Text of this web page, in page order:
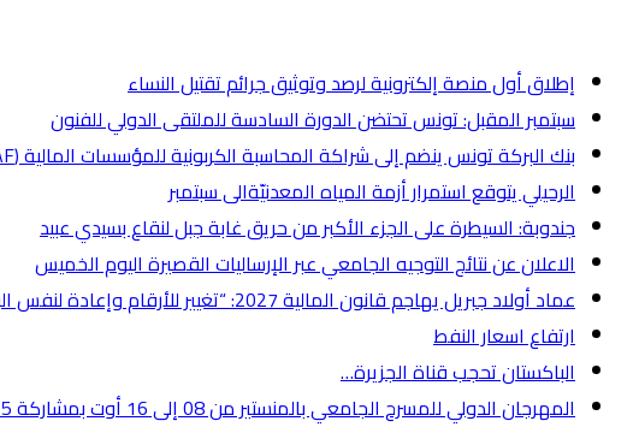
إطلاق أول منصة إلكترونية لرصد وتوثيق جرائم تقتيل النساء
سبتمبر المقبل: تونس تحتضن الدورة السادسة للملتقى الدولي للفنون
بنك البركة تونس ينضم إلى شراكة المحاسبة الكربونية للمؤسسات المالية (PCAF)
الرحيلي يتوقع استمرار أزمة المياه المعدنيّةالى سبتمبر
جندوبة: السيطرة على الجزء الأكبر من حريق غابة جبل لنقاع بسيدي عبيد
الاعلان عن نتائج التوجيه الجامعي عبر الإرساليات القصيرة اليوم الخميس
عماد أولاد جبريل يهاجم قانون المالية 2027: “تغيير للأرقام وإعادة لنفس الوعود”
ارتفاع اسعار النفط
الباكستان تحجب قناة الجزيرة…
المهرجان الدولي للمسرح الجامعي بالمنستير من 08 إلى 16 أوت بمشاركة 15دولة